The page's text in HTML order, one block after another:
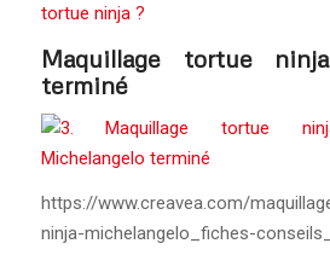
Maquillage tortue
terminé
https://www.creavea.com/
ninja-michelangelo_fiches-